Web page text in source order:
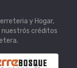
y Hogar,
nuestrós créditos